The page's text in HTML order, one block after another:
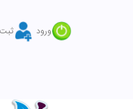
ورود